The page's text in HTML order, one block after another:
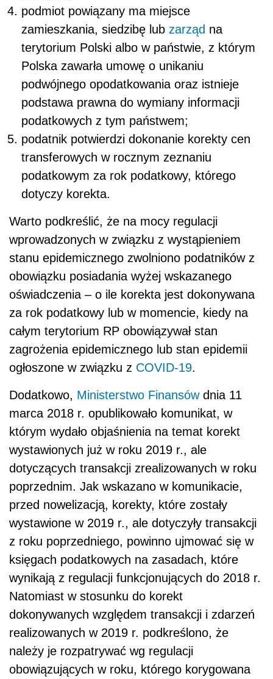
podmiot powiązany ma miejsce
zamieszkania, siedzibę lub zarząd na
terytorium Polski albo w państwie, z którym
Polska zawarła umowę o unikaniu
podwójnego opodatkowania oraz istnieje
podstawa prawna do wymiany informacji
podatkowych z tym państwem;
podatnik potwierdzi dokonanie korekty cen
transferowych w rocznym zeznaniu
podatkowym za rok podatkowy, którego
dotyczy korekta.
Warto podkreślić, że na mocy regulacji
wprowadzonych w związku z wystąpieniem
stanu epidemicznego zwolniono podatników z
obowiązku posiadania wyżej wskazanego
oświadczenia – o ile korekta jest dokonywana
za rok podatkowy lub w momencie, kiedy na
całym terytorium RP obowiązywał stan
zagrożenia epidemicznego lub stan epidemii
ogłoszone w związku z COVID-19.
Dodatkowo, Ministerstwo Finansówdnia 11
marca 2018 r. opublikowało komunikat, w
którym wydało objaśnienia na temat korekt
wystawionych już w roku 2019 r., ale
dotyczących transakcji zrealizowanych w roku
poprzednim. Jak wskazano w komunikacie,
przed nowelizacją, korekty, które zostały
wystawione w 2019 r., ale dotyczyły transakcji
z roku poprzedniego, powinno ujmować się w
księgach podatkowych na zasadach, które
wynikają z regulacji funkcjonujących do 2018 r.
Natomiast w stosunku do korekt
dokonywanych względem transakcji i zdarzeń
realizowanych w 2019 r. podkreślono, że
należy je rozpatrywać wg regulacji
obowiązujących w roku, którego korygowana